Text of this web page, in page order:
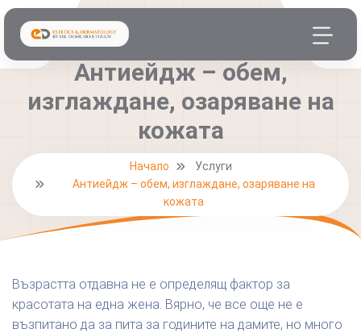
Антиейдж – обем,
изглаждане, озаряване на
кожата
Начало
Услуги
Антиейдж – обем, изглаждане, озаряване на
кожата
Възрастта отдавна не е определящ фактор за
красотата на една жена. Вярно, че все още не е
възпитано да за пита за годините на дамите, но много